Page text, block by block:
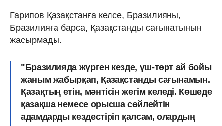
Гарипов Қазақстанға келсе, Бразилияны,
Бразилияға барса, Қазақстанды сағынатынын
жасырмады.
"Бразилияда жүрген кезде, үш-төрт ай бойы
жаным жабырқап, Қазақстанды сағынамын.
Қазақтың етін, мәнтісін жегім келеді. Көшеде
қазақша немесе орысша сөйлейтін
адамдарды кездестіріп қалсам, олардың